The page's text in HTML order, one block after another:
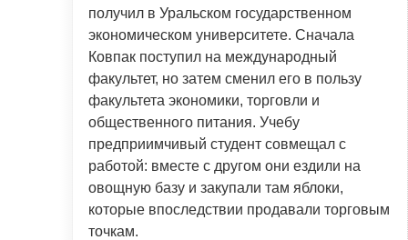
получил в Уральском государственном
экономическом университете. Сначала
Ковпак поступил на международный
факультет, но затем сменил его в пользу
факультета экономики, торговли и
общественного питания. Учебу
предприимчивый студент совмещал с
работой: вместе с другом они ездили на
овощную базу и закупали там яблоки,
которые впоследствии продавали торговым
точкам.